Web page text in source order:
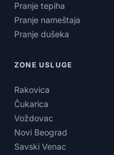
Pranje tepiha
Pranje nameštaja
Pranje dušeka
ZONE USLUGE
Rakovica
Čukarica
Voždovac
Novi Beograd
Savski Venac